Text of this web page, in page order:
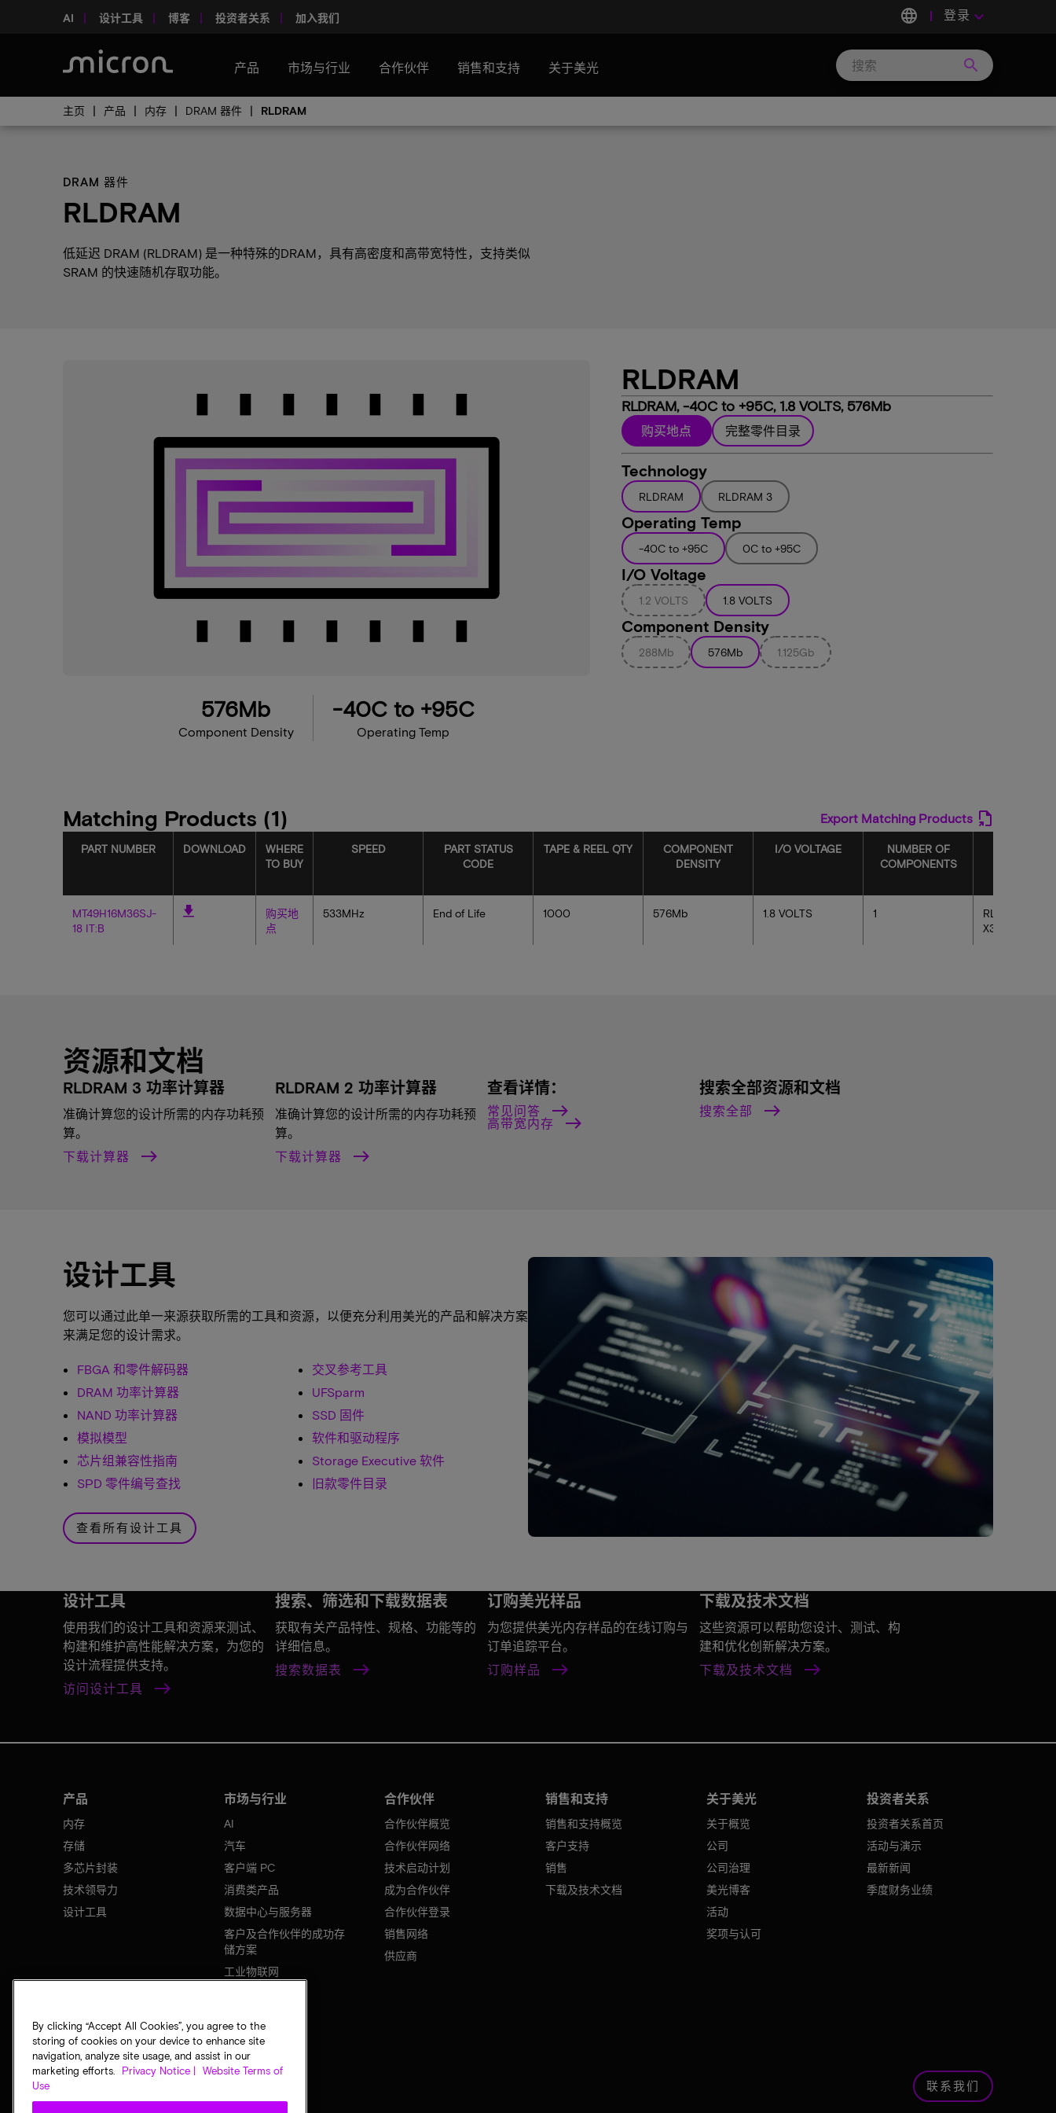
AI 设计工具 博客 投资者关系 加入我们 language 登录 keyboard_arrow_down
产品 市场与行业 合作伙伴 销售和支持 关于美光 search
主页 产品 内存 DRAM 器件 RLDRAM
DRAM 器件
RLDRAM
低延迟 DRAM (RLDRAM) 是一种特殊的DRAM，具有高密度和高带宽特性，支持类似
SRAM 的快速随机存取功能。
576Mb
Component Density
-40C to +95C
Operating Temp
RLDRAM
RLDRAM, -40C to +95C, 1.8 VOLTS, 576Mb
购买地点 完整零件目录
Technology
RLDRAM RLDRAM 3
Operating Temp
-40C to +95C 0C to +95C
I/O Voltage
1.2 VOLTS 1.8 VOLTS
Component Density
288Mb 576Mb 1.125Gb
Matching Products (1) Export Matching Products
PART NUMBER DOWNLOAD
WHERE
TO BUY
SPEED
PART STATUS
CODE
TAPE & REEL QTY
COMPONENT
DENSITY
I/O VOLTAGE
NUMBER OF
COMPONENTS
MT49H16M36SJ-
18 IT:B
购买地
点
533MHz End of Life 1000 576Mb 1.8 VOLTS 1
RLDRAM
X36 TFBGA
资源和文档
RLDRAM 3 功率计算器
准确计算您的设计所需的内存功耗预
算。
下载计算器
RLDRAM 2 功率计算器
准确计算您的设计所需的内存功耗预
算。
下载计算器
查看详情：
常见问答
高带宽内存
搜索全部资源和文档
搜索全部
设计工具
您可以通过此单一来源获取所需的工具和资源，以便充分利用美光的产品和解决方案
来满足您的设计需求。
FBGA 和零件解码器
DRAM 功率计算器
NAND 功率计算器
模拟模型
芯片组兼容性指南
SPD 零件编号查找
交叉参考工具
UFSparm
SSD 固件
软件和驱动程序
Storage Executive 软件
旧款零件目录
查看所有设计工具
设计工具
使用我们的设计工具和资源来测试、
构建和维护高性能解决方案，为您的
设计流程提供支持。
访问设计工具
搜索、筛选和下载数据表
获取有关产品特性、规格、功能等的
详细信息。
搜索数据表
订购美光样品
为您提供美光内存样品的在线订购与
订单追踪平台。
订购样品
下载及技术文档
这些资源可以帮助您设计、测试、构
建和优化创新解决方案。
下载及技术文档
产品
内存
存储
多芯片封装
技术领导力
设计工具
市场与行业
AI
汽车
客户端 PC
消费类产品
数据中心与服务器
客户及合作伙伴的成功存
储方案
工业物联网
合作伙伴
合作伙伴概览
合作伙伴网络
技术启动计划
成为合作伙伴
合作伙伴登录
销售网络
供应商
销售和支持
销售和支持概览
客户支持
销售
下载及技术文档
关于美光
关于概览
公司
公司治理
美光博客
活动
奖项与认可
投资者关系
投资者关系首页
活动与演示
最新新闻
季度财务业绩
联系我们
By clicking “Accept All Cookies”, you agree to the
storing of cookies on your device to enhance site
navigation, analyze site usage, and assist in our
marketing efforts.
Privacy Notice |
Website Terms of
Use